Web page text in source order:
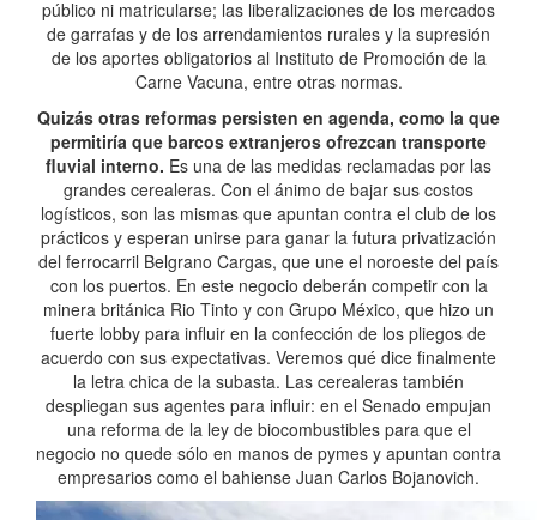
público ni matricularse; las liberalizaciones de los mercados
de garrafas y de los arrendamientos rurales y la supresión
de los aportes obligatorios al Instituto de Promoción de la
Carne Vacuna, entre otras normas.
Quizás otras reformas persisten en agenda, como la que
permitiría que barcos extranjeros ofrezcan transporte
fluvial interno. Es una de las medidas reclamadas por las
grandes cerealeras. Con el ánimo de bajar sus costos
logísticos, son las mismas que apuntan contra el club de los
prácticos y esperan unirse para ganar la futura privatización
del ferrocarril Belgrano Cargas, que une el noroeste del país
con los puertos. En este negocio deberán competir con la
minera británica Rio Tinto y con Grupo México, que hizo un
fuerte lobby para influir en la confección de los pliegos de
acuerdo con sus expectativas. Veremos qué dice finalmente
la letra chica de la subasta. Las cerealeras también
despliegan sus agentes para influir: en el Senado empujan
una reforma de la ley de biocombustibles para que el
negocio no quede sólo en manos de pymes y apuntan contra
empresarios como el bahiense Juan Carlos Bojanovich.